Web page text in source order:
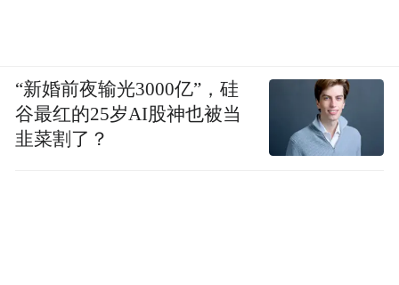
“新婚前夜输光3000亿”，硅
谷最红的25岁AI股神也被当
韭菜割了？